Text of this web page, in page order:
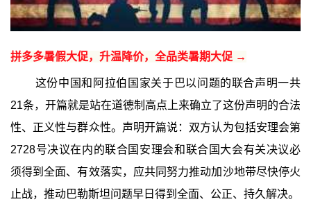
拼多多暑假大促，升温降价，全品类暑期大促 →
这份中国和阿拉伯国家关于巴以问题的联合声明一共
21条，开篇就是站在道德制高点上来确立了这份声明的合法
性、正义性与群众性。声明开篇说：双方认为包括安理会第
2728号决议在内的联合国安理会和联合国大会有关决议必
须得到全面、有效落实，应共同努力推动加沙地带尽快停火
止战，推动巴勒斯坦问题早日得到全面、公正、持久解决。